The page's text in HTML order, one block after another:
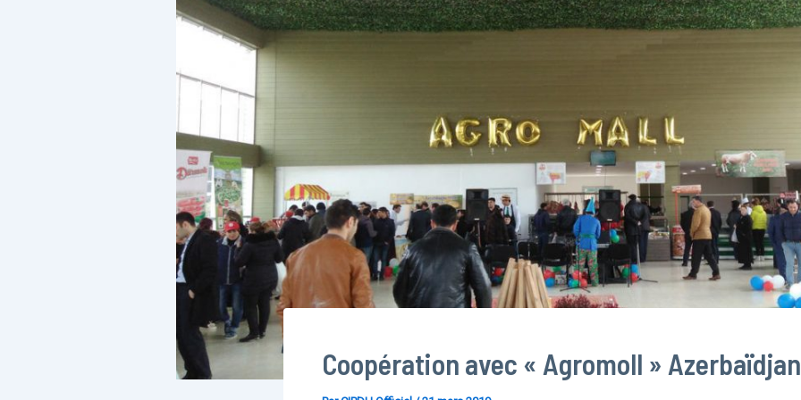
Coopération avec « Agromoll »